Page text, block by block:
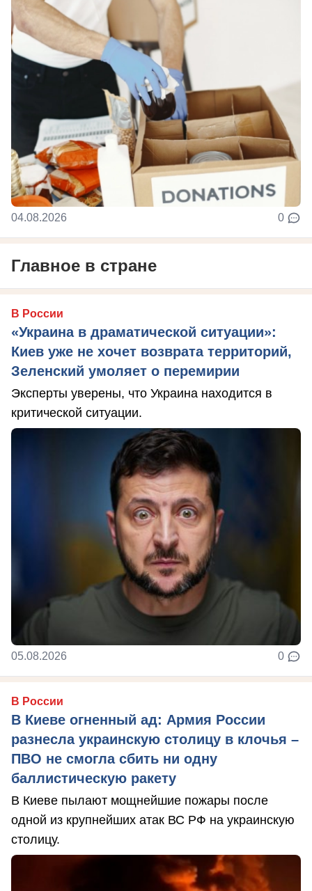
04.08.2026 0
Главное в стране
В России
«Украина в драматической ситуации»:
Киев уже не хочет возврата территорий,
Зеленский умоляет о перемирии
Эксперты уверены, что Украина находится в
критической ситуации.
05.08.2026 0
В России
В Киеве огненный ад: Армия России
разнесла украинскую столицу в клочья –
ПВО не смогла сбить ни одну
баллистическую ракету
В Киеве пылают мощнейшие пожары после
одной из крупнейших атак ВС РФ на украинскую
столицу.